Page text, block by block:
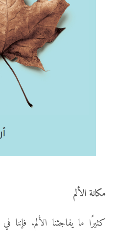
مكانة الألم
كثيرًا ما يفاجئنا الألم.